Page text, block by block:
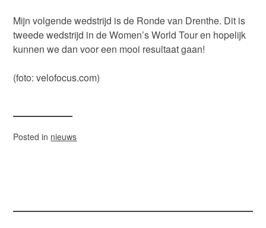
Mijn volgende wedstrijd is de Ronde van Drenthe. Dit is
tweede wedstrijd in de Women’s World Tour en hopelijk
kunnen we dan voor een mooi resultaat gaan!
(foto: velofocus.com)
Posted in nieuws